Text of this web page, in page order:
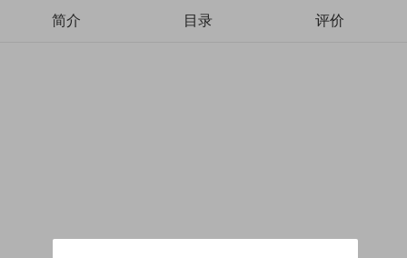
简介 目录 评价